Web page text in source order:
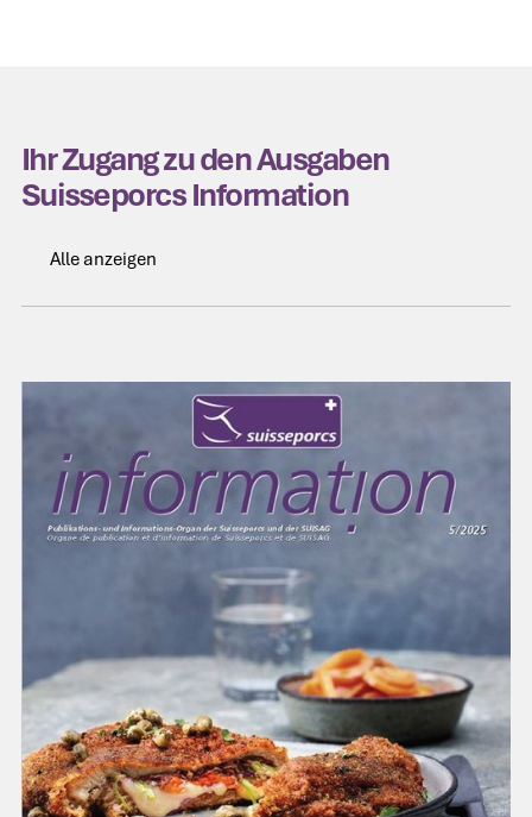
Ihr Zugang zu den Ausgaben
Suisseporcs Information
Alle anzeigen